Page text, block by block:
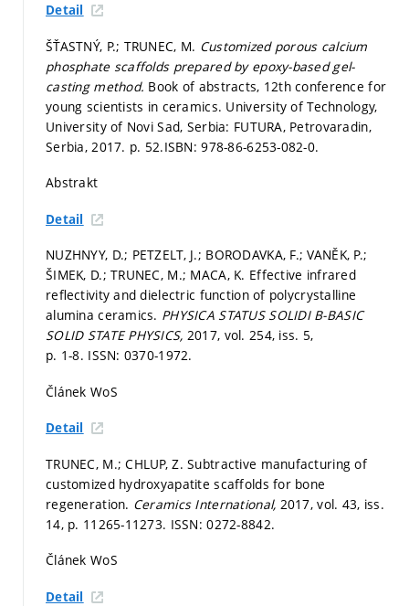
Detail
ŠŤASTNÝ, P.; TRUNEC, M. Customized porous calcium
phosphate scaffolds prepared by epoxy-based gel-
casting method. Book of abstracts, 12th conference for
young scientists in ceramics. University of Technology,
University of Novi Sad, Serbia: FUTURA, Petrovaradin,
Serbia, 2017. p. 52.ISBN: 978-86-6253-082-0.
Abstrakt
Detail
NUZHNYY, D.; PETZELT, J.; BORODAVKA, F.; VANĚK, P.;
ŠIMEK, D.; TRUNEC, M.; MACA, K. Effective infrared
reﬂectivity and dielectric function of polycrystalline
alumina ceramics. PHYSICA STATUS SOLIDI B-BASIC
SOLID STATE PHYSICS, 2017, vol. 254, iss. 5,
p. 1-8. ISSN: 0370-1972.
Článek WoS
Detail
TRUNEC, M.; CHLUP, Z. Subtractive manufacturing of
customized hydroxyapatite scaffolds for bone
regeneration. Ceramics International, 2017, vol. 43, iss.
14, p. 11265-11273. ISSN: 0272-8842.
Článek WoS
Detail